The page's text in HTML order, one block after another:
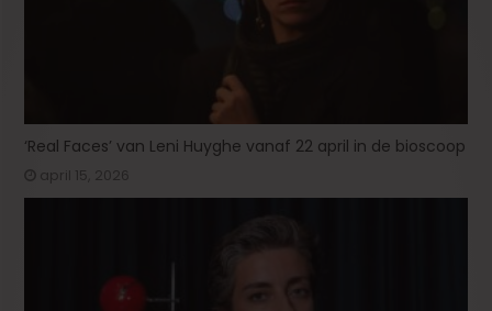
‘Real Faces’ van Leni Huyghe vanaf 22 april in de bioscoop
april 15, 2026